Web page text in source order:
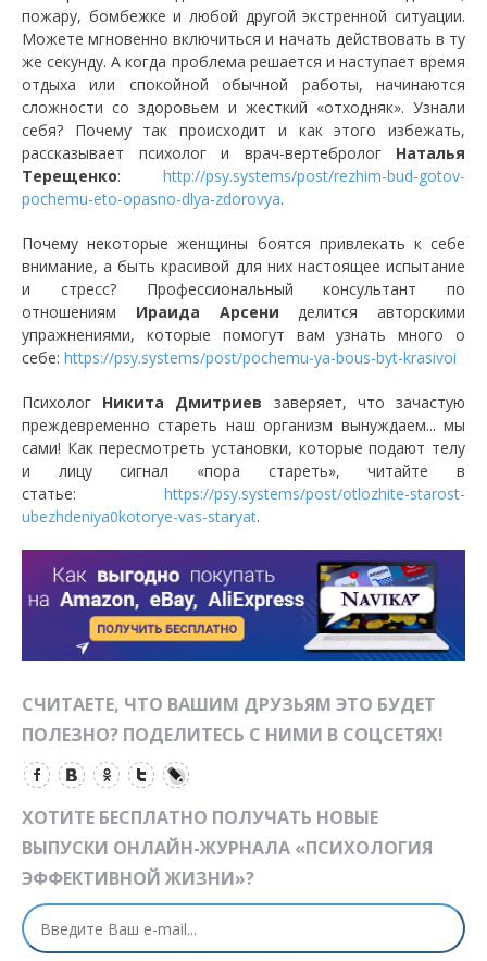
пожару, бомбежке и любой другой экстренной ситуации.
Можете мгновенно включиться и начать действовать в ту
же секунду. А когда проблема решается и наступает время
отдыха или спокойной обычной работы, начинаются
сложности со здоровьем и жесткий «отходняк». Узнали
себя? Почему так происходит и как этого избежать,
рассказывает психолог и врач-вертебролог Наталья
Терещенко: http://psy.systems/post/rezhim-bud-gotov-
pochemu-eto-opasno-dlya-zdorovya.
Почему некоторые женщины боятся привлекать к себе
внимание, а быть красивой для них настоящее испытание
и стресс? Профессиональный консультант по
отношениям Ираида Арсени делится авторскими
упражнениями, которые помогут вам узнать много о
себе: https://psy.systems/post/pochemu-ya-bous-byt-krasivoi
Психолог Никита Дмитриев заверяет, что зачастую
преждевременно стареть наш организм вынуждаем... мы
сами! Как пересмотреть установки, которые подают телу
и лицу сигнал «пора стареть», читайте в
статье: https://psy.systems/post/otlozhite-starost-
ubezhdeniya0kotorye-vas-staryat.
СЧИТАЕТЕ, ЧТО ВАШИМ ДРУЗЬЯМ ЭТО БУДЕТ
ПОЛЕЗНО? ПОДЕЛИТЕСЬ С НИМИ В СОЦСЕТЯХ!
ХОТИТЕ БЕСПЛАТНО ПОЛУЧАТЬ НОВЫЕ
ВЫПУСКИ ОНЛАЙН-ЖУРНАЛА «ПСИХОЛОГИЯ
ЭФФЕКТИВНОЙ ЖИЗНИ»?